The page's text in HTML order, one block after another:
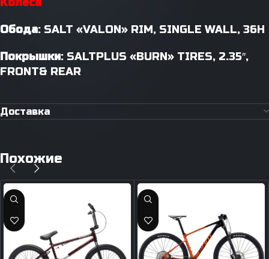
Обода: SALT «VALON» RIM, SINGLE WALL, 36H
Покрышки: SALTPLUS «BURN» TIRES, 2.35″,
FRONT& REAR
Доставка
Похожие